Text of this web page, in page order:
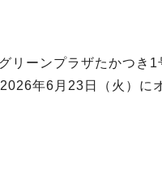
リーンプラザたかつき
年6月23日（火）に